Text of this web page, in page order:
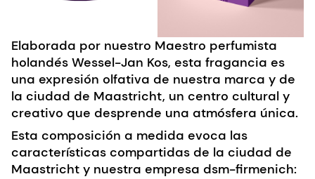
Elaborada por nuestro Maestro perfumista
holandés Wessel-Jan Kos, esta fragancia es
una expresión olfativa de nuestra marca y de
la ciudad de Maastricht, un centro cultural y
creativo que desprende una atmósfera única.
Esta composición a medida evoca las
características compartidas de la ciudad de
Maastricht y nuestra empresa dsm-firmenich: